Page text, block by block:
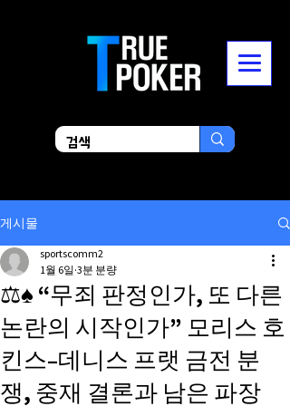
게시물
⚖️♠️ “무죄 판정인가, 또 다른
논란의 시작인가” 모리스 호
킨스–데니스 프랫 금전 분
쟁, 중재 결론과 남은 파장
sportscomm2
1월 6일 3분 분량